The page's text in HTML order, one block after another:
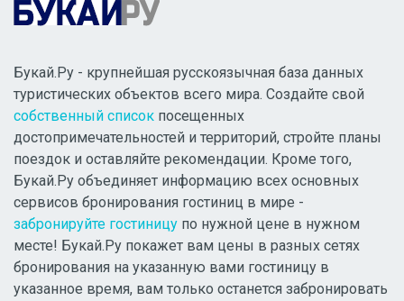
Букай.Ру - крупнейшая русскоязычная база данных
туристических объектов всего мира. Создайте свой
собственный список посещенных
достопримечательностей и территорий, стройте планы
поездок и оставляйте рекомендации. Кроме того,
Букай.Ру объединяет информацию всех основных
сервисов бронирования гостиниц в мире -
забронируйте гостиницу по нужной цене в нужном
месте! Букай.Ру покажет вам цены в разных сетях
бронирования на указанную вами гостиницу в
указанное время, вам только останется забронировать